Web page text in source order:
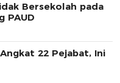
Bersekolah pada
PAUD
22 Pejabat, Ini